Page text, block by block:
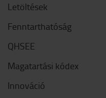
Letöltések
Fenntarthatóság
QHSEE
Magatartási kódex
Innováció